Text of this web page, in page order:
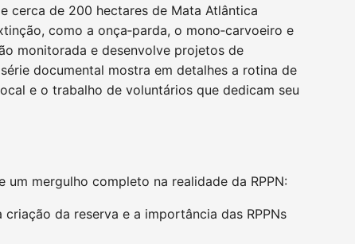
cerca de 200 hectares de Mata Atlântica
como a onça‑parda, o mono‑carvoeiro e
monitorada e desenvolve projetos de
documental mostra em detalhes a rotina de
e o trabalho de voluntários que dedicam seu
mergulho completo na realidade da RPPN:
da reserva e a importância das RPPNs